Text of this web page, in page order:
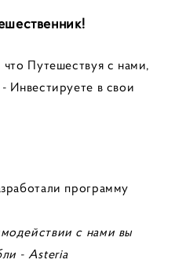
Путешествуя с нами,
Инвестируете в свои
программу
с нами вы
- Asteria